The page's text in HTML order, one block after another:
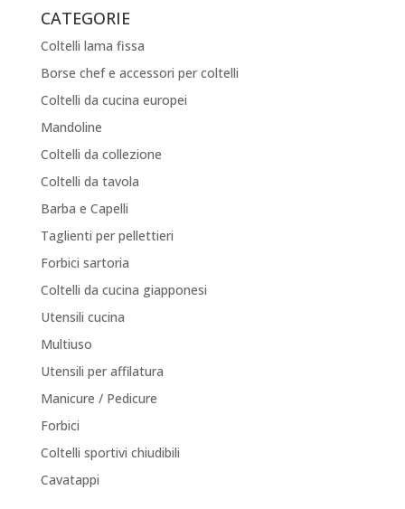
CATEGORIE
Coltelli lama fissa
Borse chef e accessori per coltelli
Coltelli da cucina europei
Mandoline
Coltelli da collezione
Coltelli da tavola
Barba e Capelli
Taglienti per pellettieri
Forbici sartoria
Coltelli da cucina giapponesi
Utensili cucina
Multiuso
Utensili per affilatura
Manicure / Pedicure
Forbici
Coltelli sportivi chiudibili
Cavatappi